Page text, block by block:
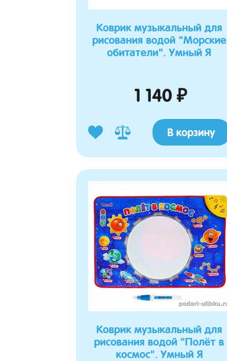
Коврик музыкальный для
рисования водой "Морские
обитатели". Умный Я
1 140 ₽
В корзину
Коврик музыкальный для
рисования водой "Полёт в
космос". Умный Я